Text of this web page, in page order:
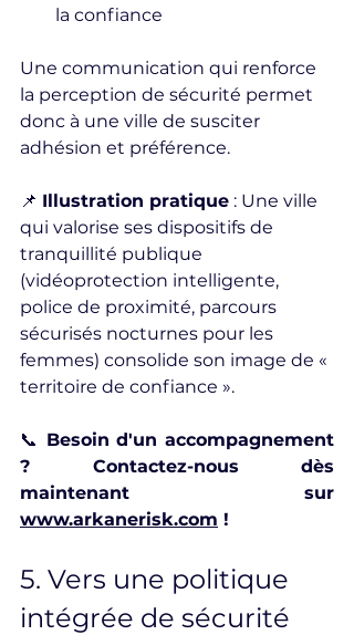
la confiance
Une communication qui renforce
la perception de sécurité permet
donc à une ville de susciter
adhésion et préférence.
📌 Illustration pratique : Une ville
qui valorise ses dispositifs de
tranquillité publique
(vidéoprotection intelligente,
police de proximité, parcours
sécurisés nocturnes pour les
femmes) consolide son image de «
territoire de confiance ».
📞 Besoin d'un accompagnement
? Contactez-nous dès
www.arkanerisk.com !
5. Vers une politique
intégrée de sécurité